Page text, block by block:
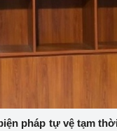
pháp tự vệ tạm